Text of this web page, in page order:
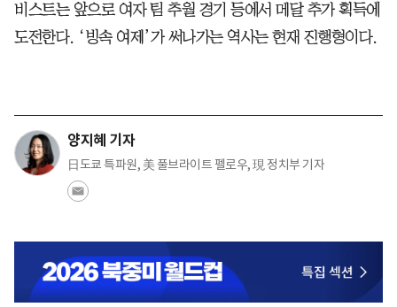
비스트는 앞으로 여자 팀 추월 경기 등에서 메달 추가 획득에
도전한다. ‘빙속 여제’가 써나가는 역사는 현재 진행형이다.
양지혜 기자
日도쿄 특파원, 美 풀브라이트 펠로우, 現 정치부 기자